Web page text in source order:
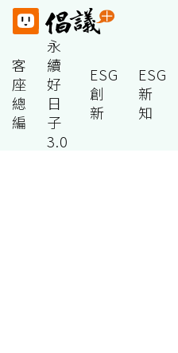
客
座
總
編
永
續
好
日
子
3.0
ESG
創
新
ESG
新
知